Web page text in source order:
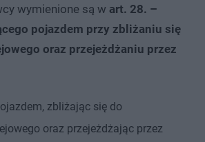
wymienione są w art. 28. –
pojazdem przy zbliżaniu się
oraz przejeżdżaniu przez
zbliżając się do
oraz przejeżdżając przez